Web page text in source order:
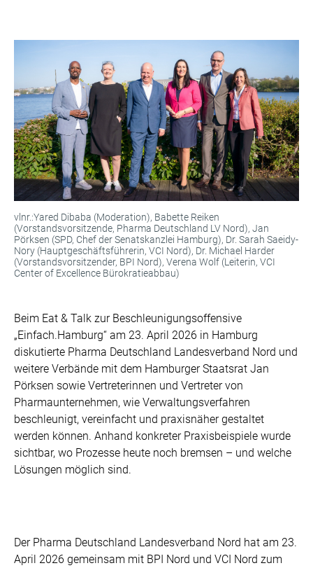
vlnr.:Yared Dibaba (Moderation), Babette Reiken
(Vorstandsvorsitzende, Pharma Deutschland LV Nord), Jan
Pörksen (SPD, Chef der Senatskanzlei Hamburg), Dr. Sarah Saeidy-
Nory (Hauptgeschäftsführerin, VCI Nord), Dr. Michael Harder
(Vorstandsvorsitzender, BPI Nord), Verena Wolf (Leiterin, VCI
Center of Excellence Bürokratieabbau)
Beim Eat & Talk zur Beschleunigungsoffensive
„Einfach.Hamburg“ am 23. April 2026 in Hamburg
diskutierte Pharma Deutschland Landesverband Nord und
weitere Verbände mit dem Hamburger Staatsrat Jan
Pörksen sowie Vertreterinnen und Vertreter von
Pharmaunternehmen, wie Verwaltungsverfahren
beschleunigt, vereinfacht und praxisnäher gestaltet
werden können. Anhand konkreter Praxisbeispiele wurde
sichtbar, wo Prozesse heute noch bremsen – und welche
Lösungen möglich sind.
Der Pharma Deutschland Landesverband Nord hat am 23.
April 2026 gemeinsam mit BPI Nord und VCI Nord zum